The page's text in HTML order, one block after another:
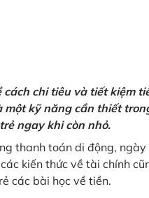
cách chi tiêu và tiết kiệm
một kỹ năng cần thiết
ngay khi còn nhỏ.
thanh toán di động,
kiến thức về tài chính
các bài học về tiền.